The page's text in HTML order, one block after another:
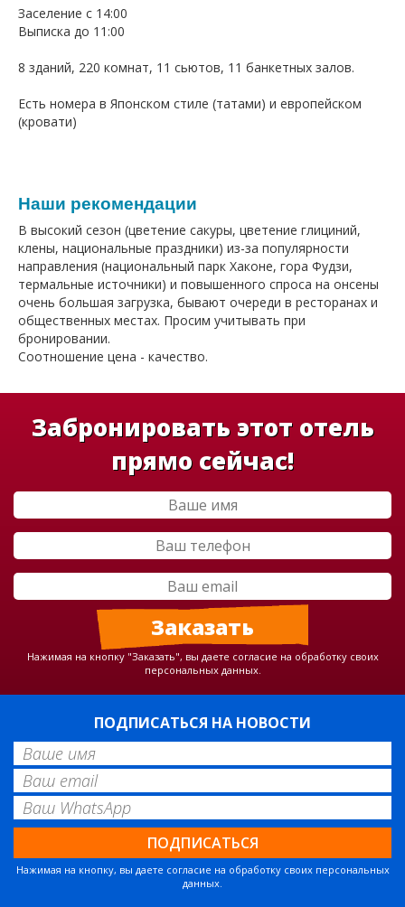
Заселение с 14:00
Выписка до 11:00
8 зданий, 220 комнат, 11 сьютов, 11 банкетных залов.
Есть номера в Японском стиле (татами) и европейском
(кровати)
Наши рекомендации
В высокий сезон (цветение сакуры, цветение глициний,
клены, национальные праздники) из-за популярности
направления (национальный парк Хаконе, гора Фудзи,
термальные источники) и повышенного спроса на онсены
очень большая загрузка, бывают очереди в ресторанах и
общественных местах. Просим учитывать при
бронировании.
Соотношение цена - качество.
Забронировать этот отель
прямо сейчас!
Нажимая на кнопку "Заказать", вы даете согласие на обработку своих
персональных данных.
ПОДПИСАТЬСЯ НА НОВОСТИ
Нажимая на кнопку, вы даете согласие на обработку своих персональных
данных.